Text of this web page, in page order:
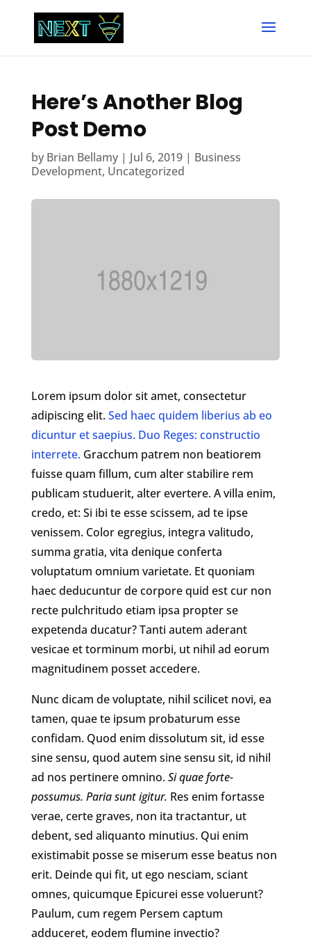
Here’s Another Blog
Post Demo
by Brian Bellamy| Jul 6, 2019| Business
Development, Uncategorized
Lorem ipsum dolor sit amet, consectetur
adipiscing elit.Sed haec quidem liberius ab eo
dicuntur et saepius. Duo Reges: constructio
interrete. Gracchum patrem non beatiorem
fuisse quam fillum, cum alter stabilire rem
publicam studuerit, alter evertere. A villa enim,
credo, et: Si ibi te esse scissem, ad te ipse
venissem. Color egregius, integra valitudo,
summa gratia, vita denique conferta
voluptatum omnium varietate. Et quoniam
haec deducuntur de corpore quid est cur non
recte pulchritudo etiam ipsa propter se
expetenda ducatur? Tanti autem aderant
vesicae et torminum morbi, ut nihil ad eorum
magnitudinem posset accedere.
Nunc dicam de voluptate, nihil scilicet novi, ea
tamen, quae te ipsum probaturum esse
confidam. Quod enim dissolutum sit, id esse
sine sensu, quod autem sine sensu sit, id nihil
ad nos pertinere omnino.Si quae forte-
possumus. Paria sunt igitur. Res enim fortasse
verae, certe graves, non ita tractantur, ut
debent, sed aliquanto minutius. Qui enim
existimabit posse se miserum esse beatus non
erit. Deinde qui fit, ut ego nesciam, sciant
omnes, quicumque Epicurei esse voluerunt?
Paulum, cum regem Persem captum
adduceret, eodem flumine invectio?